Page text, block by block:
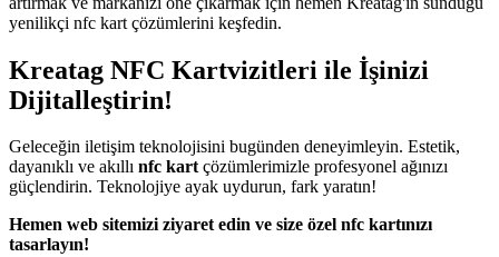
yenilikçi nfc kart çözümlerini keşfedin.
Kreatag NFC Kartvizitleri ile İşinizi
Dijitalleştirin!
Geleceğin iletişim teknolojisini bugünden deneyimleyin. Estetik,
dayanıklı ve akıllı nfc kartçözümlerimizle profesyonel ağınızı
güçlendirin. Teknolojiye ayak uydurun, fark yaratın!
Hemen web sitemizi ziyaret edin ve size özel nfc kartınızı
tasarlayın!